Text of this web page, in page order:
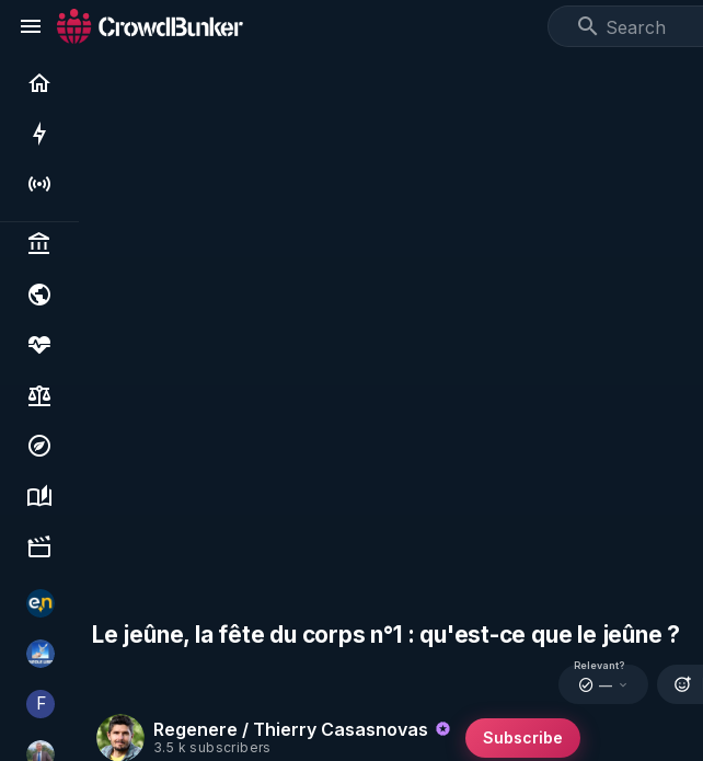
Live
Politics & institutions
Society, justice & freedoms
Economy, environment & technology
Science, history & spirituality
Culture, media & entertainment
essentiel.news
PAROLE LIBRE
FFinalscape
Le jeûne, la fête du corps n°1 : qu'est-ce que le jeûne ?
Regenere / Thierry Casasnovas
3.5 k subscribers
Subscribe
Relevant?
—